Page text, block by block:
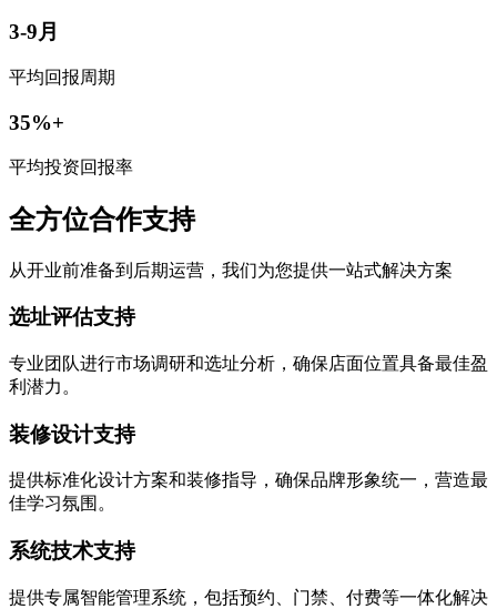
3-9月
平均回报周期
35%+
平均投资回报率
全方位合作支持
从开业前准备到后期运营，我们为您提供一站式解决方案
选址评估支持
专业团队进行市场调研和选址分析，确保店面位置具备最佳盈
利潜力。
装修设计支持
提供标准化设计方案和装修指导，确保品牌形象统一，营造最
佳学习氛围。
系统技术支持
提供专属智能管理系统，包括预约、门禁、付费等一体化解决